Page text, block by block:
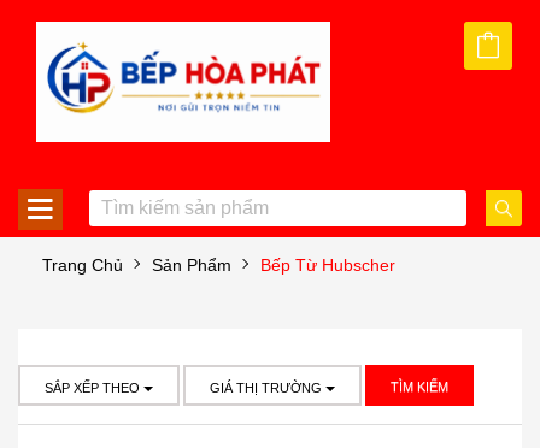
Trang Chủ Sản Phẩm Bếp Từ Hubscher
SẮP XẾP THEO GIÁ THỊ TRƯỜNG TÌM KIẾM